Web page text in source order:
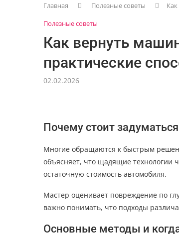
Главная Полезные советы
Полезные советы
Как вернуть
практические
02.02.2026
Почему стоит
Многие обращаются к быстрым
объясняет, что щадящие технологии
остаточную стоимость автомобиля.
Мастер оценивает повреждение по
важно понимать, что подходы
Основные методы и